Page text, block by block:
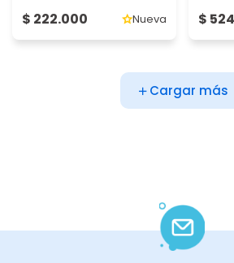
$ 222.000 Nueva $
Cargar más